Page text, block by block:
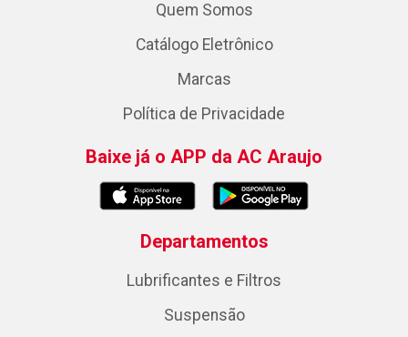
Quem Somos
Catálogo Eletrônico
Marcas
Política de Privacidade
Baixe já o APP da AC Araujo
Departamentos
Lubrificantes e Filtros
Suspensão